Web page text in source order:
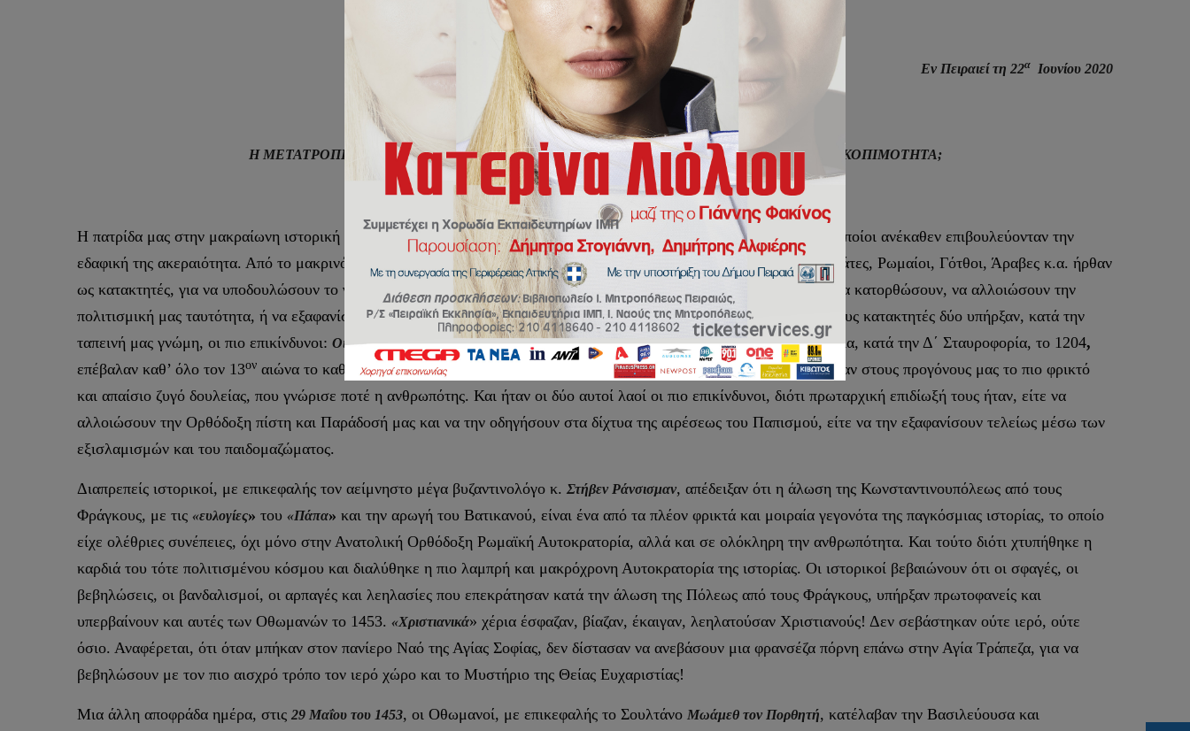
ΓΡΑΦΕΙΟ ΕΠΙ ΤΩΝ ΑΙΡΕΣΕΩΝ ΚΑΙ ΤΩΝ ΠΑΡΑΘΡΗΣΚΕΙΩΝ
Εν Πειραιεί τη 22α Ιουνίου 2020
Η ΜΕΤΑΤΡΟΠΗ ΤΗΣ ΑΓΙΑΣ ΣΟΦΙΑΣ ΣΕ ΤΖΑΜΙ: ΣΗΜΕΙΟ ΒΑΡΒΑΡΟΤΗΤΑΣ Ή ΠΟΛΙΤΙΚΗ ΣΚΟΠΙΜΟΤΗΤΑ;
Η πατρίδα μας στην μακραίωνη ιστορική της διαδρομή είχε την ατυχία να περιστοιχίζεται από βαρβαρικούς λαούς, οι οποίοι ανέκαθεν επιβουλεύονταν την
εδαφική της ακεραιότητα. Από το μακρινό παρελθόν μέχρι σήμερα μια πλειάδα βαρβαρικών λαών, όπως Πέρσες, Γαλάτες, Ρωμαίοι, Γότθοι, Άραβες κ.α. ήρθαν
ως κατακτητές, για να υποδουλώσουν το γένος μας για μικρότερα, ή μεγαλύτερα χρονικά διαστήματα, χωρίς ωστόσο να κατορθώσουν, να αλλοιώσουν την
πολιτισμική μας ταυτότητα, ή να εξαφανίσουν την Ορθόδοξη πίστη μας. Από όλους αυτούς τους κατά καιρούς βαρβάρους κατακτητές δύο υπήρξαν, κατά την
ταπεινή μας γνώμη, οι πιο επικίνδυνοι: Οι Φράγκοι, οι οποίοι αφού διέλυσαν την Αυτοκρατορία μας, την ένδοξη Ρωμανία, κατά την Δ΄ Σταυροφορία, το 1204,
επέβαλαν καθ’ όλο τον 13ον αιώνα το καθεστώς της Φραγκοκρατίας και οι Οθωμανοί, οι οποίοι επί 400 χρόνια επέβαλαν στους προγόνους μας το πιο φρικτό
και απαίσιο ζυγό δουλείας, που γνώρισε ποτέ η ανθρωπότης. Και ήταν οι δύο αυτοί λαοί οι πιο επικίνδυνοι, διότι πρωταρχική επιδίωξή τους ήταν, είτε να
αλλοιώσουν την Ορθόδοξη πίστη και Παράδοσή μας και να την οδηγήσουν στα δίχτυα της αιρέσεως του Παπισμού, είτε να την εξαφανίσουν τελείως μέσω των
εξισλαμισμών και του παιδομαζώματος.
Διαπρεπείς ιστορικοί, με επικεφαλής τον αείμνηστο μέγα βυζαντινολόγο κ. Στήβεν Ράνσισμαν, απέδειξαν ότι η άλωση της Κωνσταντινουπόλεως από τους
Φράγκους, με τις «ευλογίες» του «Πάπα» και την αρωγή του Βατικανού, είναι ένα από τα πλέον φρικτά και μοιραία γεγονότα της παγκόσμιας ιστορίας, το οποίο
είχε ολέθριες συνέπειες, όχι μόνο στην Ανατολική Ορθόδοξη Ρωμαϊκή Αυτοκρατορία, αλλά και σε ολόκληρη την ανθρωπότητα. Και τούτο διότι χτυπήθηκε η
καρδιά του τότε πολιτισμένου κόσμου και διαλύθηκε η πιο λαμπρή και μακρόχρονη Αυτοκρατορία της ιστορίας. Οι ιστορικοί βεβαιώνουν ότι οι σφαγές, οι
βεβηλώσεις, οι βανδαλισμοί, οι αρπαγές και λεηλασίες που επεκράτησαν κατά την άλωση της Πόλεως από τους Φράγκους, υπήρξαν πρωτοφανείς και
υπερβαίνουν και αυτές των Οθωμανών το 1453. «Χριστιανικά» χέρια έσφαζαν, βίαζαν, έκαιγαν, λεηλατούσαν Χριστιανούς! Δεν σεβάστηκαν ούτε ιερό, ούτε
όσιο. Αναφέρεται, ότι όταν μπήκαν στον πανίερο Ναό της Αγίας Σοφίας, δεν δίστασαν να ανεβάσουν μια φρανσέζα πόρνη επάνω στην Αγία Τράπεζα, για να
βεβηλώσουν με τον πιο αισχρό τρόπο τον ιερό χώρο και το Μυστήριο της Θείας Ευχαριστίας!
Μια άλλη αποφράδα ημέρα, στις 29 Μαΐου του 1453, οι Οθωμανοί, με επικεφαλής το Σουλτάνο Μωάμεθ τον Πορθητή, κατέλαβαν την Βασιλεύουσα και